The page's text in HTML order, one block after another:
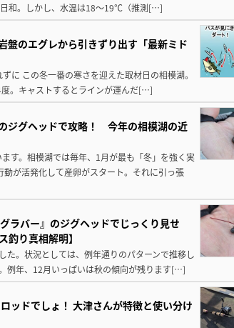
和。しかし、水温は18〜19℃（推測[…]
盤のエグレから引きずり出す「最新ミド
に この冬一番の寒さを迎えた取材日の相模湖。
。キャストするとラインが運んだ[…]
ジグヘッドで攻略！ 今年の相模湖の近
す。相模湖では毎年、1月が最も「冬」を強く実
が活発化して産卵がスタート。それに引っ張
バー』のジグヘッドでじっくり見せ
り真相解明】
た。状況としては、例年通りのパターンで推移し
例年、12月いっぱいは秋の傾向が残ります[…]
ッドでしょ！ 大津さんが特徴と使い分け